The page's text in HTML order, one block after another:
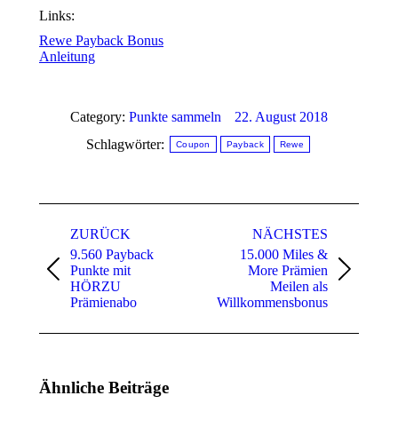
Links:
Rewe Payback Bonus
Anleitung
Category: Punkte sammeln
22. August 2018
Schlagwörter:
Coupon Payback Rewe
ZURÜCK
Vorheriger
Beitrag:
9.560 Payback
Punkte mit
HÖRZU
Prämienabo
NÄCHSTES
Nächster
15.000 Miles &
More Prämien
Meilen als
Willkommensbonus
Ähnliche Beiträge